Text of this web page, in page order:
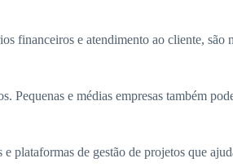
financeiros e atendimento ao cliente, são
Pequenas e médias empresas também
plataformas de gestão de projetos que